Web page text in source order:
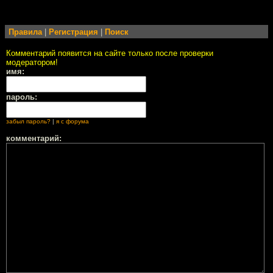
Правила| Регистрация Поиск
Комментарий появится на сайте только после проверки
модератором!
имя:
пароль:
забыл пароль? | я с форума
комментарий: